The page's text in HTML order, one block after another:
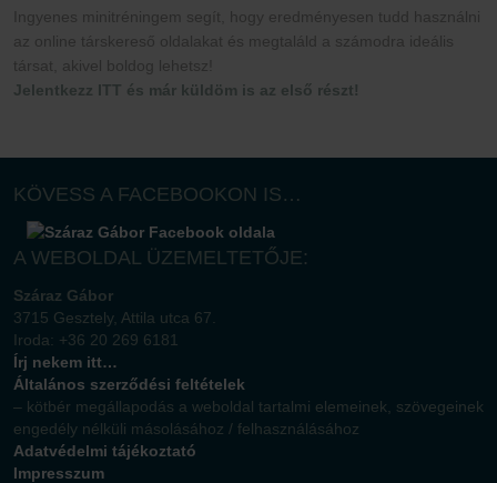
Ingyenes minitréningem segít, hogy eredményesen tudd használni
az online társkereső oldalakat és megtaláld a számodra ideális
társat, akivel boldog lehetsz!
Jelentkezz ITT és már küldöm is az első részt!
KÖVESS A FACEBOOKON IS…
A WEBOLDAL ÜZEMELTETŐJE:
Száraz Gábor
3715 Gesztely, Attila utca 67.
Iroda: +36 20 269 6181
Írj nekem itt…
Általános szerződési feltételek
– kötbér megállapodás a weboldal tartalmi elemeinek, szövegeinek
engedély nélküli másolásához / felhasználásához
Adatvédelmi tájékoztató
Impresszum